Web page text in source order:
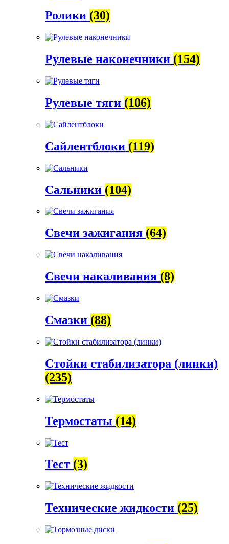
Ролики (30)
Рулевые наконечники (154)
Рулевые тяги (106)
Сайлентблоки (119)
Сальники (104)
Свечи зажигания (64)
Свечи накаливания (8)
Смазки (88)
Стойки стабилизатора (линки)
(235)
Термостаты (14)
Тест (3)
Технические жидкости (25)